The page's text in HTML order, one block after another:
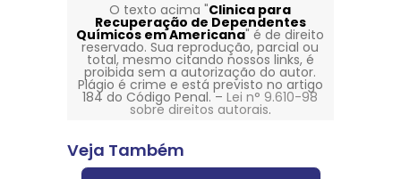
O texto acima "Clinica para
Recuperação de Dependentes
Químicos em Americana" é de direito
reservado. Sua reprodução, parcial ou
total, mesmo citando nossos links, é
proibida sem a autorização do autor.
Plágio é crime e está previsto no artigo
184 do Código Penal. –Lei n° 9.610-98
sobre direitos autorais.
Veja Também